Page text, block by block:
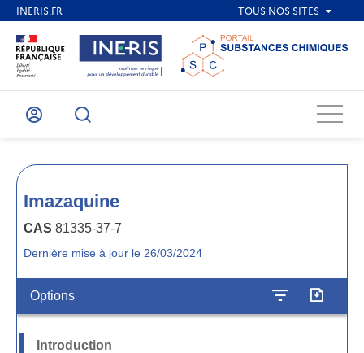
Mon
Recherche
Menu
Imazaquine
CAS 81335-37-7
Dernière mise à jour le 26/03/2024
Options
Introduction